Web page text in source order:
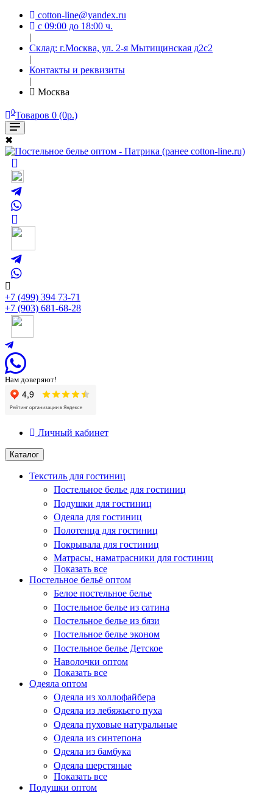
cotton-line@yandex.ru
с 09:00 до 18:00 ч.
|
Склад: г.Москва, ул. 2-я Мытищинская д2с2
|
Контакты и реквизиты
|
Москва
0Товаров 0 (0р.)
✖
+7 (499) 394 73-71
+7 (903) 681-68-28
Нам доверяют!
Личный кабинет
Каталог
Текстиль для гостиниц
Постельное белье для гостиниц
Подушки для гостиниц
Одеяла для гостиниц
Полотенца для гостиниц
Покрывала для гостиниц
Матрасы, наматрасники для гостиниц
Показать все
Постельное бельё оптом
Белое постельное белье
Постельное белье из сатина
Постельное белье из бязи
Постельное белье эконом
Постельное белье Детское
Наволочки оптом
Показать все
Одеяла оптом
Одеяла из холлофайбера
Одеяла из лебяжьего пуха
Одеяла пуховые натуральные
Одеяла из синтепона
Одеяла из бамбука
Одеяла шерстяные
Показать все
Подушки оптом